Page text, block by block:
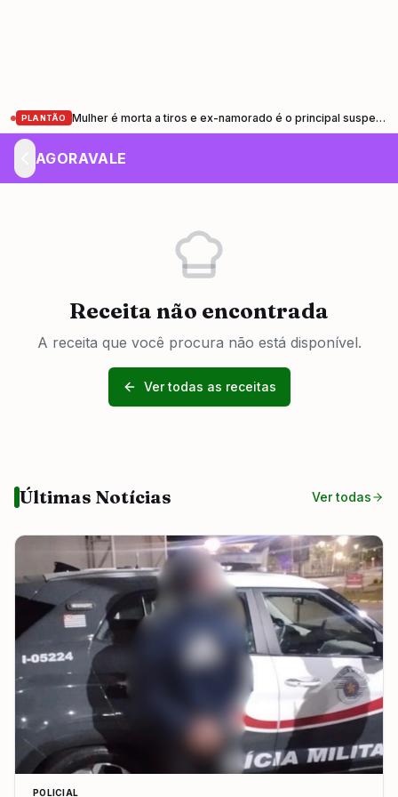
PLANTÃO Mulher é morta a tiros e ex-namorado é o principal suspeito em Pindamonhangaba
AGORAVALE
Receita não encontrada
A receita que você procura não está disponível.
Ver todas as receitas
Últimas Notícias Ver todas
POLICIAL